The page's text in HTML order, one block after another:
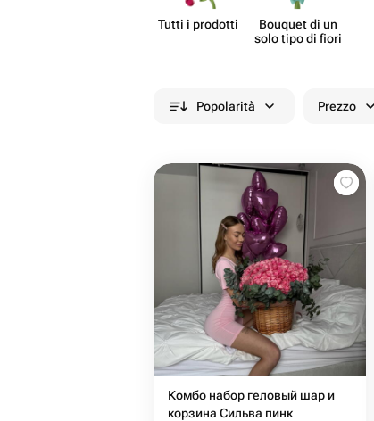
Tutti i prodotti
Bouquet di un
solo tipo di fiori
Popolarità Prezzo
Комбо набор геловый шар и
корзина Сильва пинк